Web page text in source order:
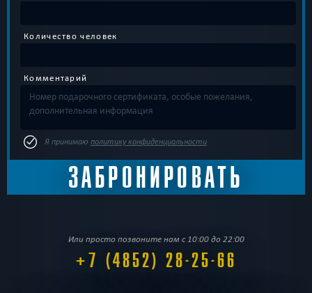
Количество человек
Комментарий
Я принимаю политику конфиденциальности
Или просто позвоните нам с 10:00 до 22:00
+7 (4852) 28-25-66